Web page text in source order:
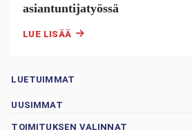
asiantuntijatyössä
LUE LISÄÄ
LUETUIMMAT
UUSIMMAT
TOIMITUKSEN VALINNAT